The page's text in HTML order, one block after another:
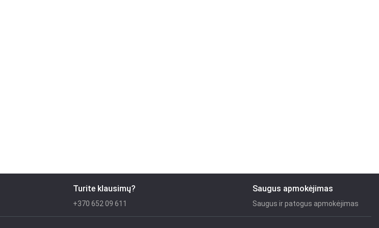
Turite klausimų?
+370 652 09 611
Saugus apmokėjimas
Saugus ir patogus apmokėjimas